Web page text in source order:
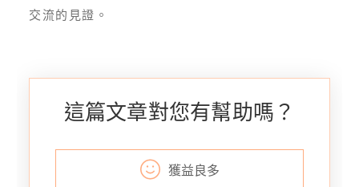
交流的見證。
這篇文章對您有幫助嗎？
獲益良多